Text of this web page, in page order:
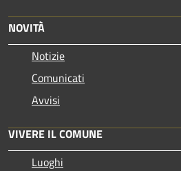
NOVITÀ
Notizie
Comunicati
Avvisi
VIVERE IL COMUNE
Luoghi